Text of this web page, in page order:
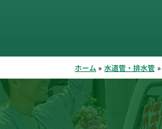
ホーム 水道管・排水管